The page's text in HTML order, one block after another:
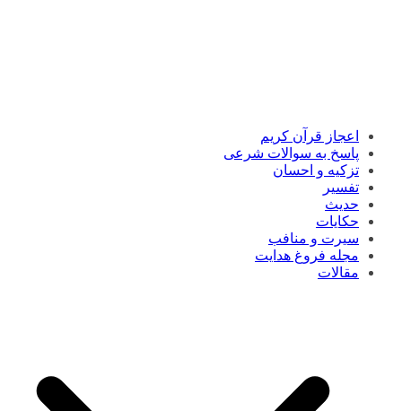
اعجاز قرآن کریم
پاسخ به سوالات شرعی
تزکیه و احسان
تفسیر
حدیث
حکایات
سیرت و منافب
مجله فروغ هدایت
مقالات